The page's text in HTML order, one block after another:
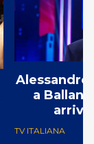
Alessandro
a
TV ITALIANA